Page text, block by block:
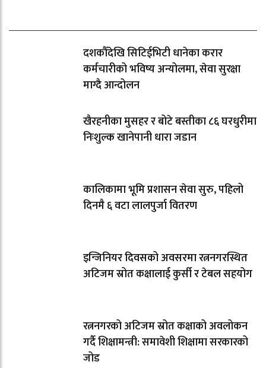
दशकौँदेखि सिटिईभिटी धानेका करार
कर्मचारीको भविष्य अन्योलमा, सेवा सुरक्षा
माग्दै आन्दोलन
खैरहनीका मुसहर र बोटे बस्तीका ८६ घरधुरीमा
निःशुल्क खानेपानी धारा जडान
कालिकामा भूमि प्रशासन सेवा सुरु, पहिलो
दिनमै ६ वटा लालपुर्जा वितरण
इन्जिनियर दिवसको अवसरमा रत्ननगरस्थित
अटिजम स्रोत कक्षालाई कुर्सी र टेबल सहयोग
रत्ननगरको अटिजम स्रोत कक्षाको अवलोकन
गर्दै शिक्षामन्त्री: समावेशी शिक्षामा सरकारको
जोड